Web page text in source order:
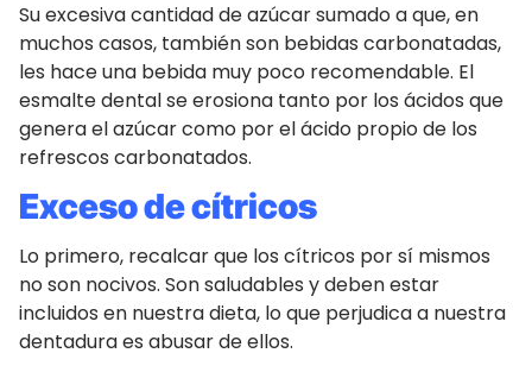
Su excesiva cantidad de azúcar sumado a que, en
muchos casos, también son bebidas carbonatadas,
les hace una bebida muy poco recomendable. El
esmalte dental se erosiona tanto por los ácidos que
genera el azúcar como por el ácido propio de los
refrescos carbonatados.
Exceso de cítricos
Lo primero, recalcar que los cítricos por sí mismos
no son nocivos. Son saludables y deben estar
incluidos en nuestra dieta, lo que perjudica a nuestra
dentadura es abusar de ellos.